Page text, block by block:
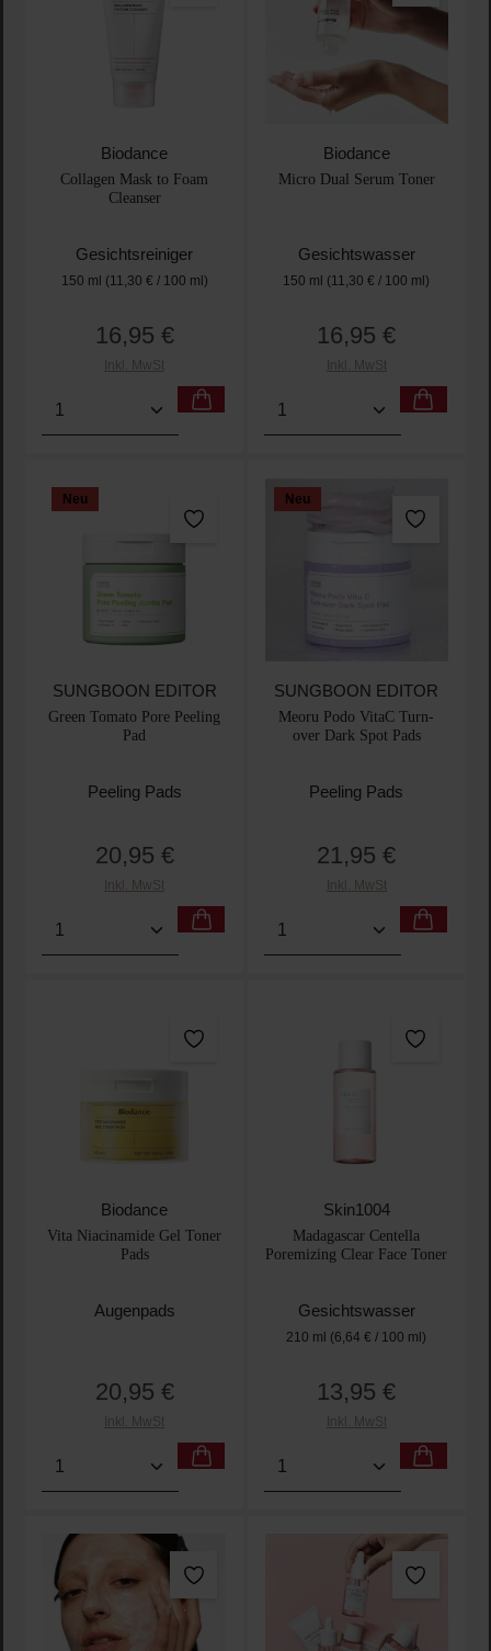
Biodance
Collagen Mask to Foam
Cleanser
Gesichtsreiniger
150 ml (11,30 € / 100 ml)
Regulärer Preis:
16,95 €
Inkl. MwSt
Produkt Anzahl: Gib den gewünschten Wert ein
Biodance
Micro Dual Serum Toner
Gesichtswasser
150 ml (11,30 € / 100 ml)
Regulärer Preis:
16,95 €
Inkl. MwSt
Produkt Anzahl: Gib
Neu
SUNGBOON EDITOR
Green Tomato Pore Peeling
Pad
Peeling Pads
Regulärer Preis:
20,95 €
Inkl. MwSt
Produkt Anzahl: Gib den gewünschten Wert ein
Neu
SUNGBOON EDITOR
Meoru Podo VitaC Turn-
over Dark Spot Pads
Peeling Pads
Regulärer Preis:
21,95 €
Inkl. MwSt
Produkt Anzahl: Gib
Biodance
Vita Niacinamide Gel Toner
Pads
Augenpads
Regulärer Preis:
20,95 €
Inkl. MwSt
Produkt Anzahl: Gib den gewünschten Wert ein
Skin1004
Madagascar Centella
Poremizing Clear Face Toner
Gesichtswasser
210 ml (6,64 € / 100 ml)
Regulärer Preis:
13,95 €
Inkl. MwSt
Produkt Anzahl: Gib